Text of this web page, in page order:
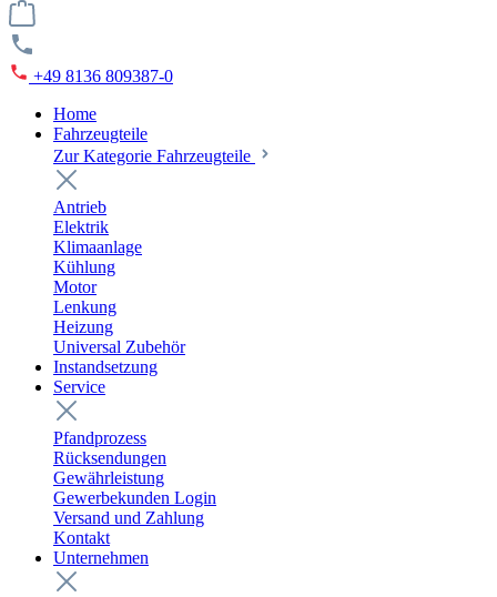
+49 8136 809387-0
Home
Fahrzeugteile
Zur Kategorie Fahrzeugteile
Antrieb
Elektrik
Klimaanlage
Kühlung
Motor
Lenkung
Heizung
Universal Zubehör
Instandsetzung
Service
Pfandprozess
Rücksendungen
Gewährleistung
Gewerbekunden Login
Versand und Zahlung
Kontakt
Unternehmen